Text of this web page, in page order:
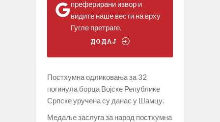
преферирани извор и
видите наше вести на врху
Гугле претраге.
ДОДАЈ
Постхумна одликовања за 32
погинула борца Војске Републике
Српске уручена су данас у Шамцу.
Медаље заслуга за народ постхумна